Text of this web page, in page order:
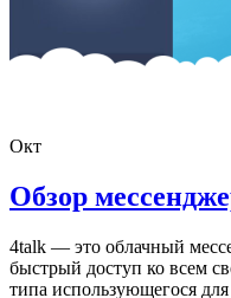
Окт
Обзор
4talk — это облачный
быстрый доступ ко всем
типа использующегося